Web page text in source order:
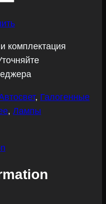
комплектация
, Галогенные
, Лампы